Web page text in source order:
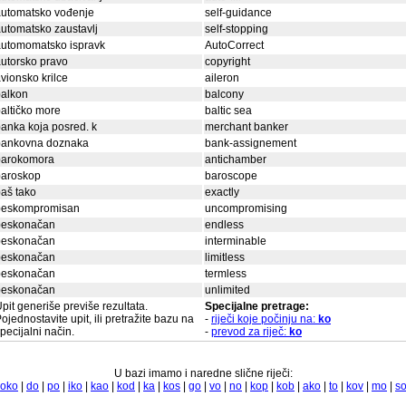
vođenje
self-guidance
zaustavlj
self-stopping
ispravk
AutoCorrect
pravo
copyright
krilce
aileron
balcony
more
baltic sea
koja posred. k
merchant banker
doznaka
bank-assignement
antichamber
baroscope
tako
exactly
uncompromising
endless
interminable
limitless
termless
unlimited
generiše previše rezultata.
upit, ili pretražite bazu na
način.
Specijalne pretrage:
- riječi koje počinju na: ko
- prevod za riječ: ko
U bazi imamo i naredne slične riječi:
oko do po iko kao kod ka kos go vo no kop kob ako to kov mo so